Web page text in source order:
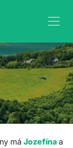
má Jozefína a